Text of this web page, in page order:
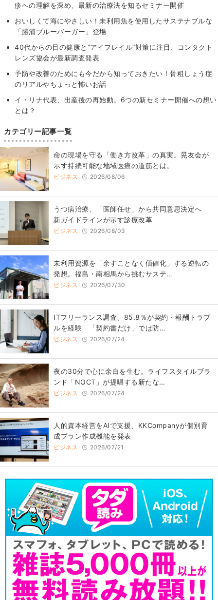
疹への理解を深め、最新の治療法を知るセミナー開催
おいしくて海にやさしい！未利用魚を使用したサステナブルな
「勝浦ブルーバーガー」登場
40代からの目の健康と“アイフレイル”対策に注目、コンタクト
レンズ協会が最新調査発表
予防や改善のためにも今だから知っておきたい！骨粗しょう症
のリアルやちょっと怖いお話
イ・リナ代表、出産後の再始動。6つの新セミナー開催への想い
とは？
カテゴリー記事一覧
​命の現場を守る「働き方改革」の真実。晃友会が
示す持続可能な地域医療の道筋とは。
ビジネス 2026/08/06
うつ病治療、「医師任せ」から共同意思決定へ
新ガイドラインが示す診療改革
ビジネス 2026/08/03
​​未利用資源を「余すことなく価値化」する逆転の
発想。福島・南相馬から挑むサステ…
ビジネス 2026/07/30
ITフリーランス調査、85.8％が契約・報酬トラブ
ルを経験 「契約書だけ」では防…
ビジネス 2026/07/24
​夜の30分で心に余白を生む。ライフスタイルブラ
ンド「NOCT」が提唱する新たな…
ビジネス 2026/07/24
人的資本経営をAIで支援、KKCompanyが個別育
成プラン作成機能を発表
ビジネス 2026/07/21